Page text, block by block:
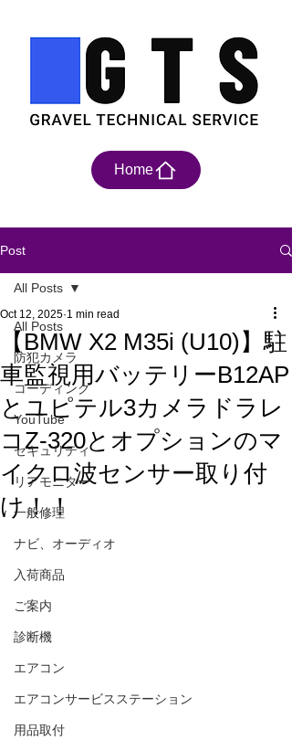
Home
Post
All Posts
防犯カメラ
コーディング
YouTube
セキュリティ
リアモニター
一般修理
ナビ、オーディオ
入荷商品
ご案内
診断機
エアコン
エアコンサービスステーション
用品取付
All Posts
【BMW X2 M35i (U10)】駐
車監視用バッテリーB12AP
とユピテル3カメラドラレ
コZ-320とオプションのマ
イクロ波センサー取り付
け！！
Oct 12, 2025 1 min read